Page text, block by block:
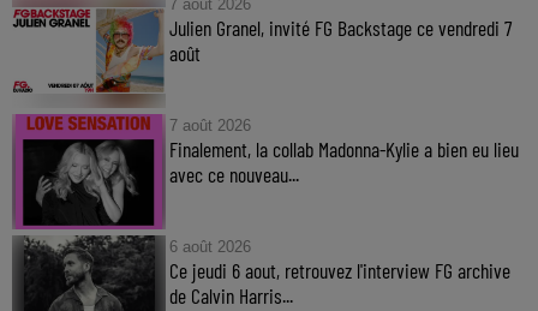
7 août 2026
Julien Granel, invité FG Backstage ce vendredi 7
août
7 août 2026
Finalement, la collab Madonna-Kylie a bien eu lieu
avec ce nouveau...
6 août 2026
Ce jeudi 6 aout, retrouvez l'interview FG archive
de Calvin Harris...